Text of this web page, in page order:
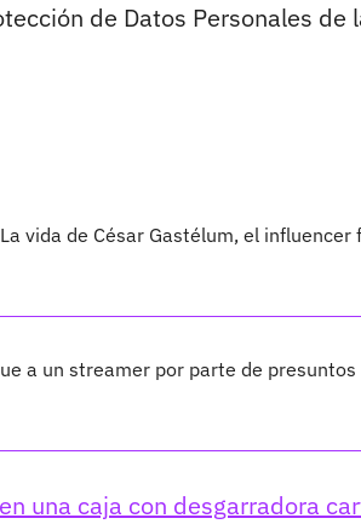
de Datos Personales de
vida de César Gastélum, el influencer
a un streamer por parte de
una caja con desgarradora